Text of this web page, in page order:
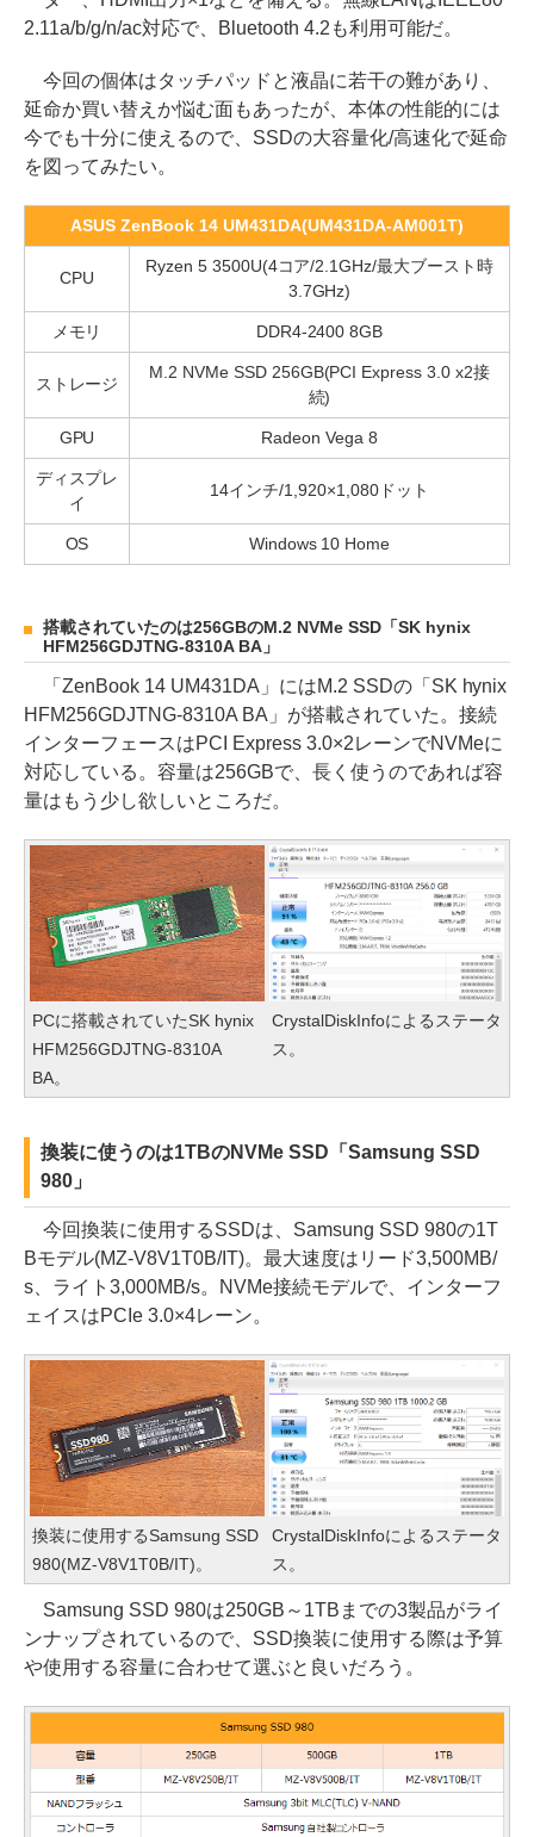
2.11a/b/g/n/ac対応で、Bluetooth 4.2も利用可能だ。
今回の個体はタッチパッドと液晶に若干の難があり、
延命か買い替えか悩む面もあったが、本体の性能的には
今でも十分に使えるので、SSDの大容量化/高速化で延命
を図ってみたい。
ASUS ZenBook 14 UM431DA(UM431DA-AM001T)
CPU
Ryzen 5 3500U(4コア/2.1GHz/最大ブースト時
3.7GHz)
メモリ DDR4-2400 8GB
ストレージ
M.2 NVMe SSD 256GB(PCI Express 3.0 x2接
続)
GPU Radeon Vega 8
ディスプレ
イ
14インチ/1,920×1,080ドット
OS Windows 10 Home
搭載されていたのは256GBのM.2 NVMe SSD「SK hynix
HFM256GDJTNG-8310A BA」
「ZenBook 14 UM431DA」にはM.2 SSDの「SK hynix
HFM256GDJTNG-8310A BA」が搭載されていた。接続
インターフェースはPCI Express 3.0×2レーンでNVMeに
対応している。容量は256GBで、長く使うのであれば容
量はもう少し欲しいところだ。
PCに搭載されていたSK hynix
HFM256GDJTNG-8310A
BA。
CrystalDiskInfoによるステータ
ス。
換装に使うのは1TBのNVMe SSD「Samsung SSD
980」
今回換装に使用するSSDは、Samsung SSD 980の1T
Bモデル(MZ-V8V1T0B/IT)。最大速度はリード3,500MB/
s、ライト3,000MB/s。NVMe接続モデルで、インターフ
ェイスはPCIe 3.0×4レーン。
換装に使用するSamsung SSD
980(MZ-V8V1T0B/IT)。
CrystalDiskInfoによるステータ
ス。
Samsung SSD 980は250GB～1TBまでの3製品がライ
ンナップされているので、SSD換装に使用する際は予算
や使用する容量に合わせて選ぶと良いだろう。